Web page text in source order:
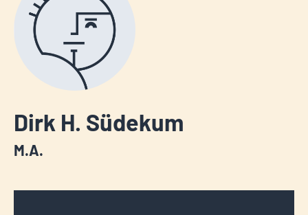
Dirk H. Südekum
M.A.